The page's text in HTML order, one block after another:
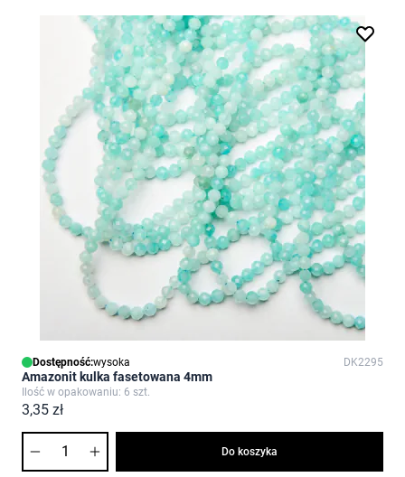
Dostępność:wysoka DK2295
Amazonit kulka fasetowana 4mm
Ilość w opakowaniu: 6 szt.
3,35 zł
Do koszyka